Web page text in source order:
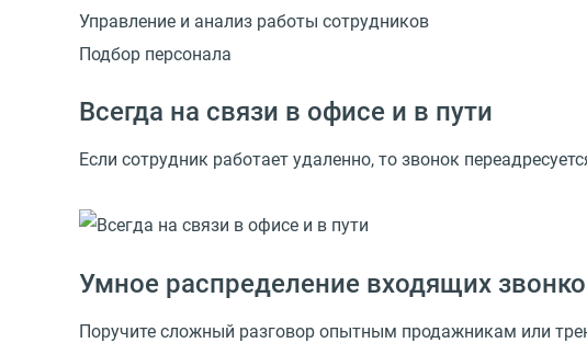
Управление и анализ работы сотрудников
Подбор персонала
Всегда на связи в офисе и в пути
Если сотрудник работает удаленно, то звонок
Умное распределение входящих
Поручите сложный разговор опытным продажникам или